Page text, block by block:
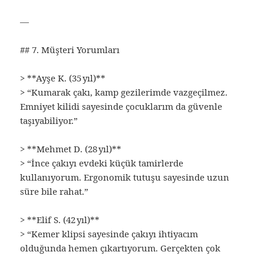
—
## 7. Müşteri Yorumları
> **Ayşe K. (35 yıl)**
> “Kumarak çakı, kamp gezilerimde vazgeçilmez.
Emniyet kilidi sayesinde çocuklarım da güvenle
taşıyabiliyor.”
> **Mehmet D. (28 yıl)**
> “İnce çakıyı evdeki küçük tamirlerde
kullanıyorum. Ergonomik tutuşu sayesinde uzun
süre bile rahat.”
> **Elif S. (42 yıl)**
> “Kemer klipsi sayesinde çakıyı ihtiyacım
olduğunda hemen çıkartıyorum. Gerçekten çok